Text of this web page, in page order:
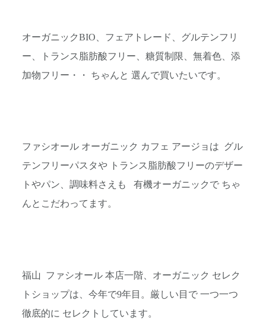
オーガニックBIO、フェアトレード、グルテンフリ
ー、トランス脂肪酸フリー、糖質制限、無着色、添
加物フリー・・ ちゃんと 選んで買いたいです。
ファシオール オーガニック カフェ アージョは グル
テンフリーパスタや トランス脂肪酸フリーのデザー
トやパン、調味料さえも 有機オーガニックで ちゃ
んとこだわってます。
福山 ファシオール 本店一階、オーガニック セレク
トショップは、今年で9年目。厳しい目で 一つ一つ
徹底的に セレクトしています。